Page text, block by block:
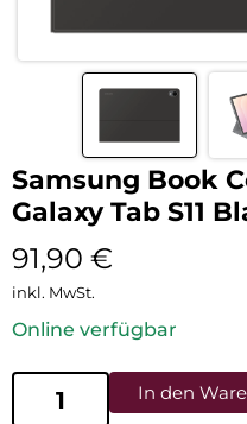
Samsung Book
Galaxy Tab S11
91,90 €
inkl. MwSt.
Online verfügbar
In den